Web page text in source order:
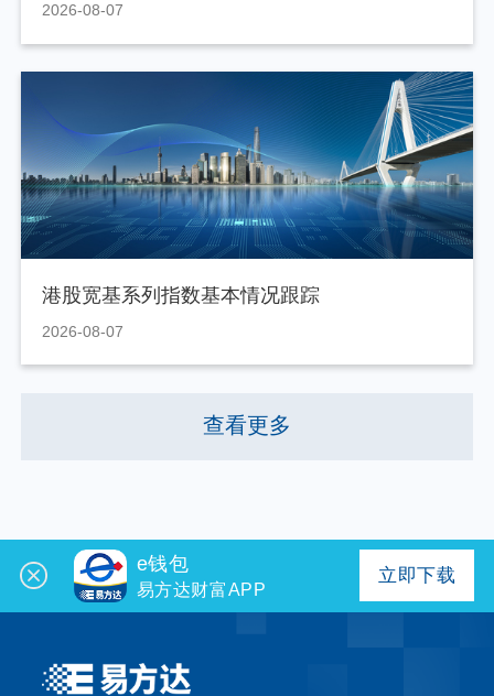
2026-08-07
港股宽基系列指数基本情况跟踪
2026-08-07
查看更多
e钱包
易方达财富APP
立即下载